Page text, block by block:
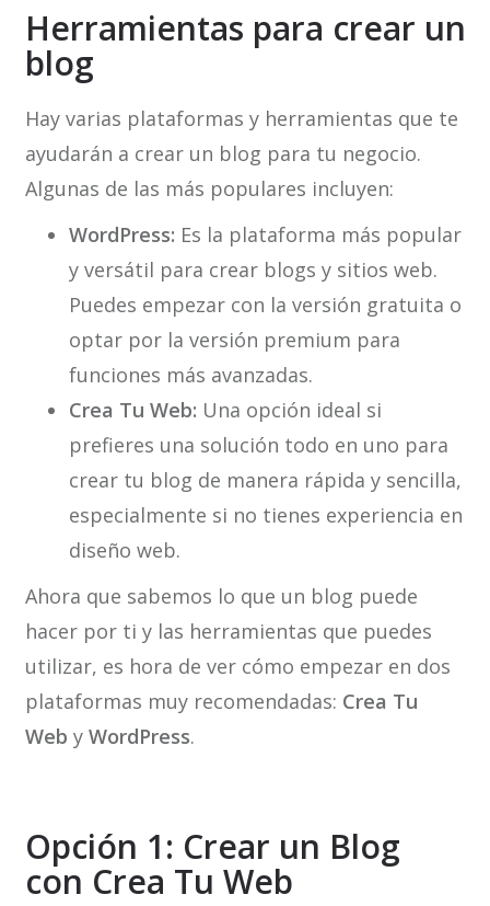
Herramientas para crear un
blog
Hay varias plataformas y herramientas que te
ayudarán a crear un blog para tu negocio.
Algunas de las más populares incluyen:
WordPress: Es la plataforma más popular
y versátil para crear blogs y sitios web.
Puedes empezar con la versión gratuita o
optar por la versión premium para
funciones más avanzadas.
Crea Tu Web: Una opción ideal si
prefieres una solución todo en uno para
crear tu blog de manera rápida y sencilla,
especialmente si no tienes experiencia en
diseño web.
Ahora que sabemos lo que un blog puede
hacer por ti y las herramientas que puedes
utilizar, es hora de ver cómo empezar en dos
plataformas muy recomendadas: Crea Tu
Web y WordPress.
Opción 1: Crear un Blog
con Crea Tu Web